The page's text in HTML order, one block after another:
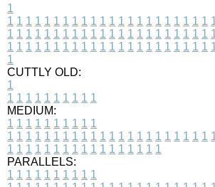
1
1 1 1 1 1 1 1 1 1 1 1 1 1 1 1 1 1 1 1 1 1 1
1 1 1 1 1 1 1 1 1 1 1 1 1 1 1 1 1 1 1 1 1 1
1 1 1 1 1 1 1 1 1 1 1 1 1 1 1 1 1 1 1 1 1 1
1
CUTTLY OLD:
1
1 1 1 1 1 1 1 1 1 1
MEDIUM:
1 1 1 1 1 1 1 1 1 1
1 1 1 1 1 1 1 1 1 1 1 1 1 1 1 1 1 1 1 1 1 1
1 1 1 1 1 1 1 1 1 1 1 1 1 1 1 1 1
PARALLELS:
1 1 1 1 1 1 1 1 1 1